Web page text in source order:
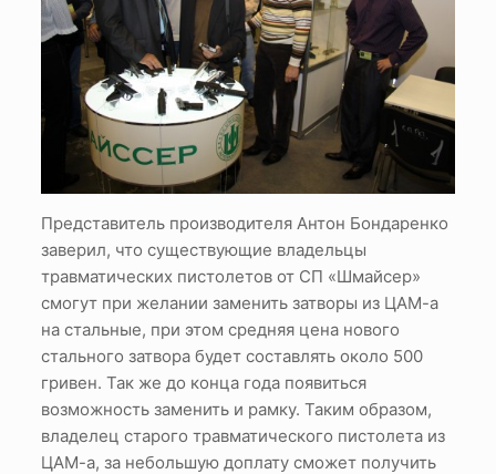
Представитель производителя Антон Бондаренко
заверил, что существующие владельцы
травматических пистолетов от СП «Шмайсер»
смогут при желании заменить затворы из ЦАМ-а
на стальные, при этом средняя цена нового
стального затвора будет составлять около 500
гривен. Так же до конца года появиться
возможность заменить и рамку. Таким образом,
владелец старого травматического пистолета из
ЦАМ-а, за небольшую доплату сможет получить